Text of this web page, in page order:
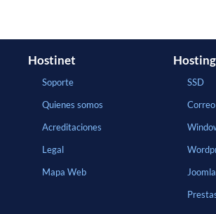
Hostinet
Soporte
Quienes somos
Acreditaciones
Legal
Mapa Web
Hosting
SSD
Joomla